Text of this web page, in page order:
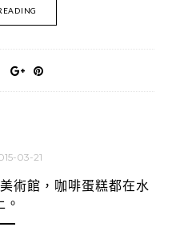
03-21
術館，咖啡蛋糕都在水
。